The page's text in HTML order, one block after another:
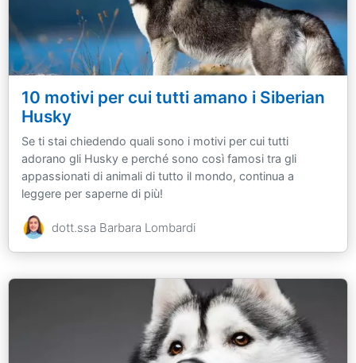
10 motivi per cui tutti amano i Siberian
Husky
Se ti stai chiedendo quali sono i motivi per cui tutti
adorano gli Husky e perché sono così famosi tra gli
appassionati di animali di tutto il mondo, continua a
leggere per saperne di più!
dott.ssa Barbara Lombardi